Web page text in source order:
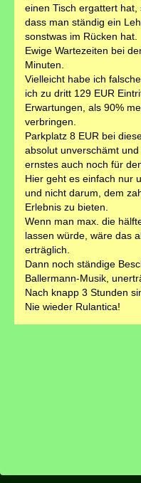
einen Tisch ergattert hat,
dass man ständig ein
sonstwas im Rücken hat.
Ewige Wartezeiten bei
Minuten.
Vielleicht habe ich
ich zu dritt 129 EUR
Erwartungen, als 90%
verbringen.
Parkplatz 8 EUR bei
absolut unverschämt
ernstes auch noch für
Hier geht es einfach nur
und nicht darum, dem
Erlebnis zu bieten.
Wenn man max. die
lassen würde, wäre das
erträglich.
Dann noch ständige
Ballermann-Musik,
Nach knapp 3 Stunden
Nie wieder Rulantica!